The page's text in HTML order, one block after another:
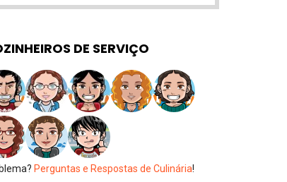
DE SERVIÇO
Perguntas e Respostas de Culinária!